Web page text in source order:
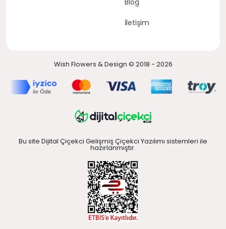
İletişim
Wish Flowers & Design © 2018 - 2026
Bu site Dijital Çiçekci Gelişmiş Çiçekci Yazılımı sistemleri ile
hazırlanmıştır.